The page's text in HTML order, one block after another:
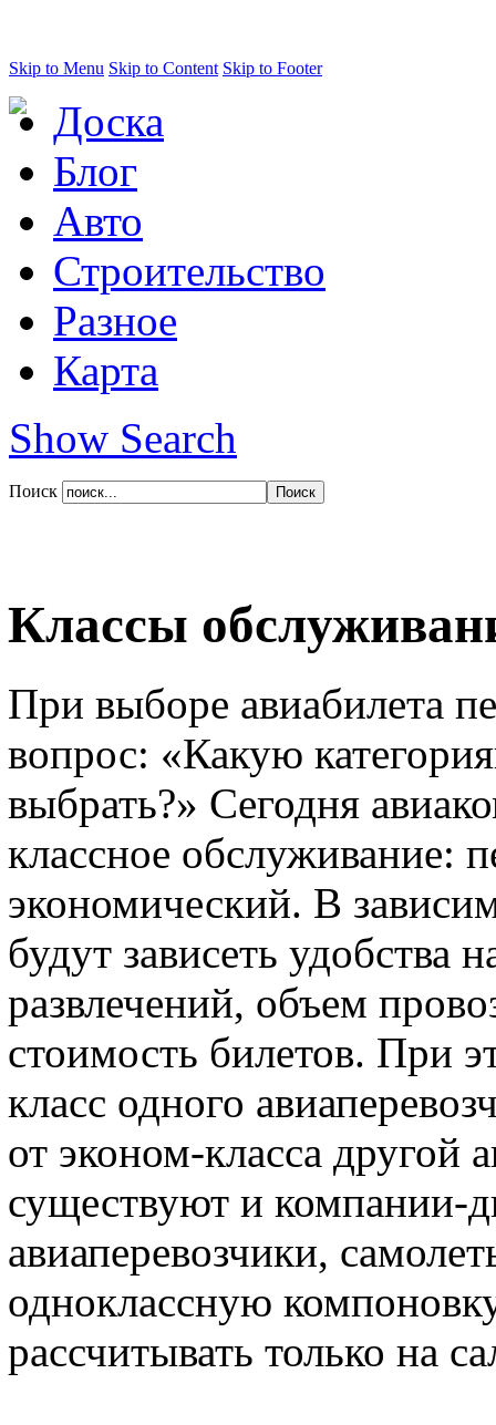
Skip to Menu Skip to Content Skip to Footer
Доска
Блог
Авто
Строительство
Разное
Карта
Show Search
Поиск
Классы
При выборе авиабилета
вопрос: «Какую
выбрать?» Сегодня
классное обслуживание:
экономический. В
будут зависеть удобства
развлечений, объем
стоимость билетов. При
класс одного
от эконом-класса другой
существуют и компании-
авиаперевозчики,
одноклассную
рассчитывать только на